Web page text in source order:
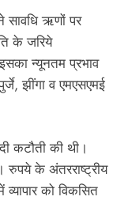
सावधि ऋणों पर
के जरिये
न्यूनतम प्रभाव
झींगा व एमएसएमई
कटौती की थी।
रुपये के अंतरराष्ट्रीय
को विकसित